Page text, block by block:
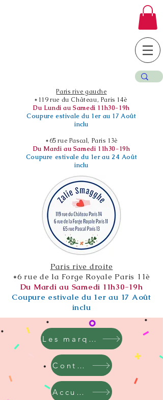
Paris rive gauche
*119 rue du Château, Paris 14è
Du Lundi au Samedi 11h30-19h
Coupure estivale du 1er au 17 Août
inclu
*65 rue Pascal, Paris 13è
Du Mardi au Samedi 11h30-19h
Coupure estivale du 1er au 24 Août
inclu
Paris rive droite
*6 rue de la Forge Royale Paris 11è
Du Mardi au Samedi 11h30-19h
Coupure estivale du 1er au 17 Août
inclu
Les marques
Contact
Accueil